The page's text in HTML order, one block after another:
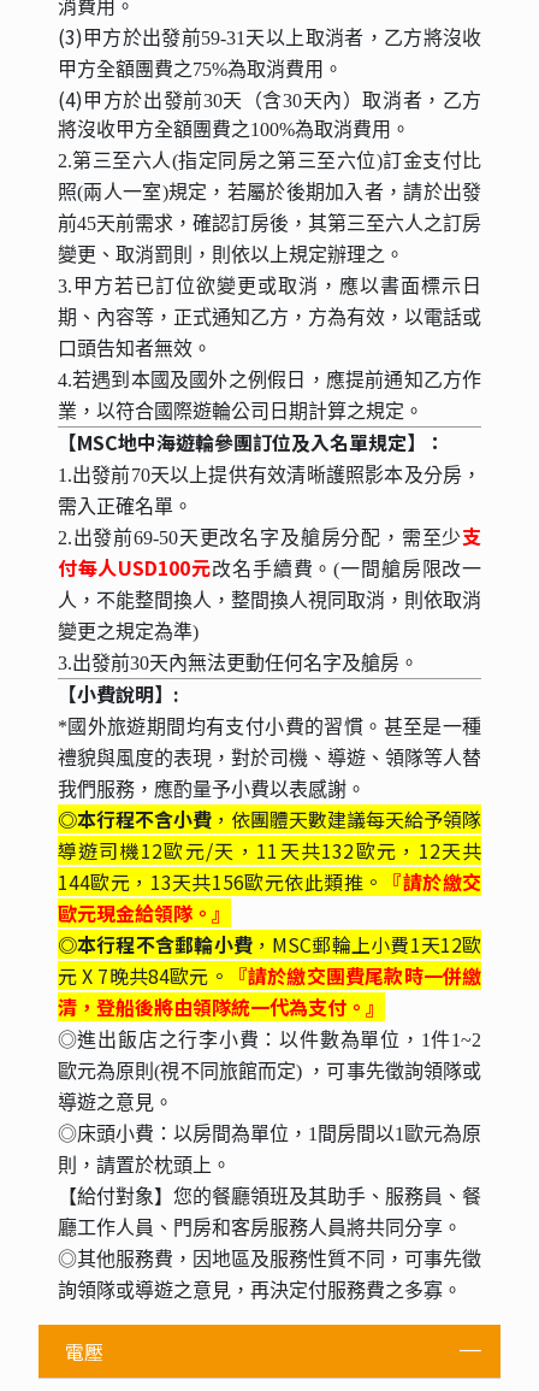
消費用。
(3)甲方於出發前59-31天以上取消者，乙方將沒收
甲方全額團費之75%為取消費用。
(4)甲方於出發前30天（含30天內）取消者，乙方
將沒收甲方全額團費之100%為取消費用。
2.第三至六人(指定同房之第三至六位)訂金支付比
照(兩人一室)規定，若屬於後期加入者，請於出發
前45天前需求，確認訂房後，其第三至六人之訂房
變更、取消罰則，則依以上規定辦理之。
3.甲方若已訂位欲變更或取消，應以書面標示日
期、內容等，正式通知乙方，方為有效，以電話或
口頭告知者無效。
4.若遇到本國及國外之例假日，應提前通知乙方作
業，以符合國際遊輪公司日期計算之規定。
【MSC地中海遊輪參團訂位及入名單規定】：
1.出發前70天以上提供有效清晰護照影本及分房，
需入正確名單。
2.出發前69-50天更改名字及艙房分配，需至少支
付每人USD100元改名手續費。(一間艙房限改一
人，不能整間換人，整間換人視同取消，則依取消
變更之規定為準)
3.出發前30天內無法更動任何名字及艙房。
【小費說明】:
*國外旅遊期間均有支付小費的習慣。甚至是一種
禮貌與風度的表現，對於司機、導遊、領隊等人替
我們服務，應酌量予小費以表感謝。
◎本行程不含小費，依團體天數建議每天給予領隊
導遊司機12歐元/天，11天共132歐元，12天共
144歐元，13天共156歐元依此類推。 『請於繳交
歐元現金給領隊。』
◎本行程不含郵輪小費 ，MSC郵輪上小費1天12歐
元 X 7晚共84歐元。 『請於繳交團費尾款時一併繳
清，登船後將由領隊統一代為支付。』
◎進出飯店之行李小費：以件數為單位，1件1~2
歐元為原則(視不同旅館而定) ，可事先徵詢領隊或
導遊之意見。
◎床頭小費：以房間為單位，1間房間以1歐元為原
則，請置於枕頭上。
【給付對象】您的餐廳領班及其助手、服務員、餐
廳工作人員、門房和客房服務人員將共同分享。
◎其他服務費，因地區及服務性質不同，可事先徵
詢領隊或導遊之意見，再決定付服務費之多寡。
電壓